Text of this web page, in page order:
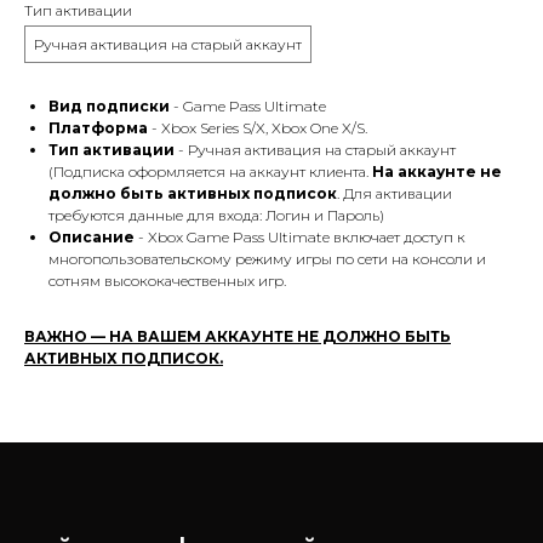
Тип активации
Ручная активация на старый аккаунт
Вид подписки - Game Pass Ultimate
Платформа - Xbox Series S/X, Xbox One X/S.
Тип активации - Ручная активация на старый аккаунт
(Подписка оформляется на аккаунт клиента. На аккаунте не
должно быть активных подписок. Для активации
требуются данные для входа: Логин и Пароль)
Описание - Xbox Game Pass Ultimate включает доступ к
многопользовательскому режиму игры по сети на консоли и
сотням высококачественных игр.
ВАЖНО — НА ВАШЕМ АККАУНТЕ НЕ ДОЛЖНО БЫТЬ
АКТИВНЫХ ПОДПИСОК.